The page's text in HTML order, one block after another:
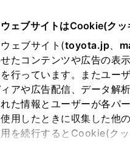
ェブサイトはCookie(クッ
ェブサイト(toyota.jp、
たコンテンツや広告の表
行っています。またユー
アや広告配信、データ解
た情報とユーザーが各パ
使用したときに収集した他
を続行するとCookie(ク
トピックス
現在地を取得
該当する地域
北海道
古車の魅力 3つの買い方